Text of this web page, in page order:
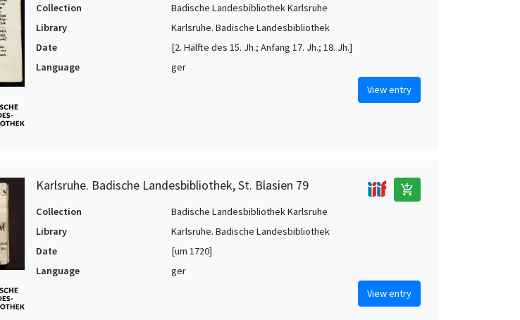
Collection
Badische Landesbibliothek Karlsruhe
Library
Karlsruhe. Badische Landesbibliothek
Date
[2. Hälfte des 15. Jh.; Anfang 17. Jh.; 18. Jh.]
Language
ger
View entry
Karlsruhe. Badische Landesbibliothek, St. Blasien 79 add_shopping_cart
Collection
Badische Landesbibliothek Karlsruhe
Library
Karlsruhe. Badische Landesbibliothek
Date
[um 1720]
Language
ger
View entry